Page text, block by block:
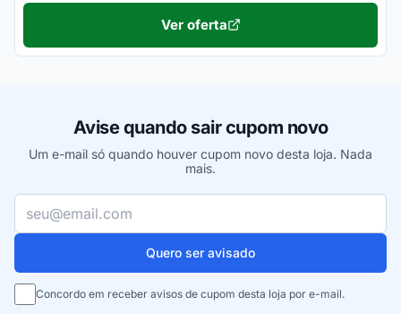
Ver oferta
Avise quando sair cupom novo
Um e-mail só quando houver cupom novo desta loja. Nada
mais.
Seu e-mail
Quero ser avisado
Concordo em receber avisos de cupom desta loja por e-mail.